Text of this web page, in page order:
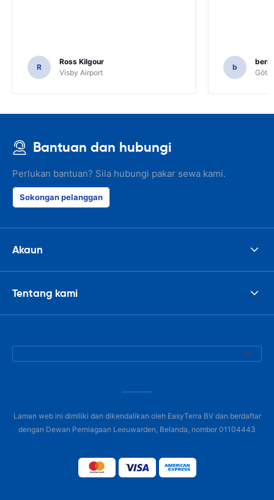
R
Ross Kilgour
Visby Airport
b
Bantuan dan hubungi
Perlukan bantuan? Sila hubungi pakar sewa kami.
Sokongan pelanggan
Akaun
Tentang kami
Laman web ini dimiliki dan dikendalikan oleh EasyTerra BV dan berdaftar
dengan Dewan Perniagaan Leeuwarden, Belanda, nombor 01104443